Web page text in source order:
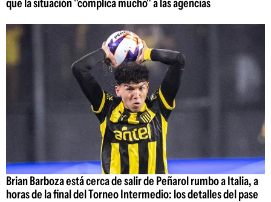
que la situación "complica mucho" a las agencias
Brian Barboza está cerca de salir de Peñarol rumbo a Italia, a
horas de la final del Torneo Intermedio: los detalles del pase